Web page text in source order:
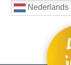
Nederlands